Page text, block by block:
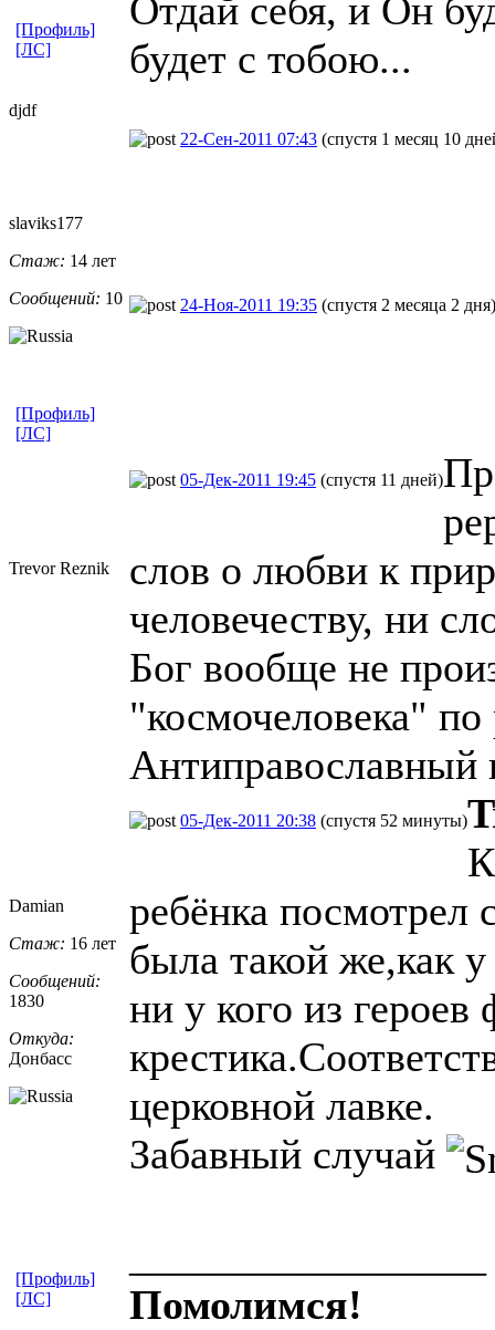
Отдай себя, и Он
будет с тобою...
[Профиль]
[ЛС]
djdf
22-Сен-2011 07:43 (спустя 1 месяц 10
slaviks177
Стаж: 14 лет
Сообщений: 10 24-Ноя-2011 19:35 (спустя 2 месяца 2 дня)
[Профиль]
[ЛС]
Trevor Reznik
05-Дек-2011 19:45 (спустя 11 дней)
слов о любви к
человечеству, ни
Бог вообще не
"космочеловека"
Антиправославный
Damian
Стаж: 16 лет
Сообщений:
1830
Откуда:
Донбасс
05-Дек-2011 20:38 (спустя 52 минуты)
ребёнка
была такой же,как у
ни у кого из
церковной лавке.
Забавный случай
Помолимся!
[Профиль]
[ЛС]